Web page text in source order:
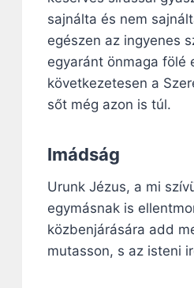
sajnálta és nem
egészen az ingyenes
egyaránt önmaga fölé
következetesen a
sőt még azon is túl.
Imádság
Urunk Jézus, a mi
egymásnak is
közbenjárására add
mutasson, s az isteni